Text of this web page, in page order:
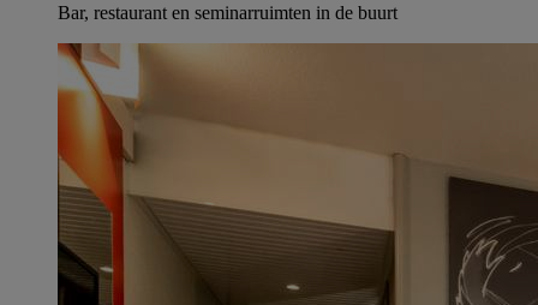
Bar, restaurant en seminarruimten in de buurt